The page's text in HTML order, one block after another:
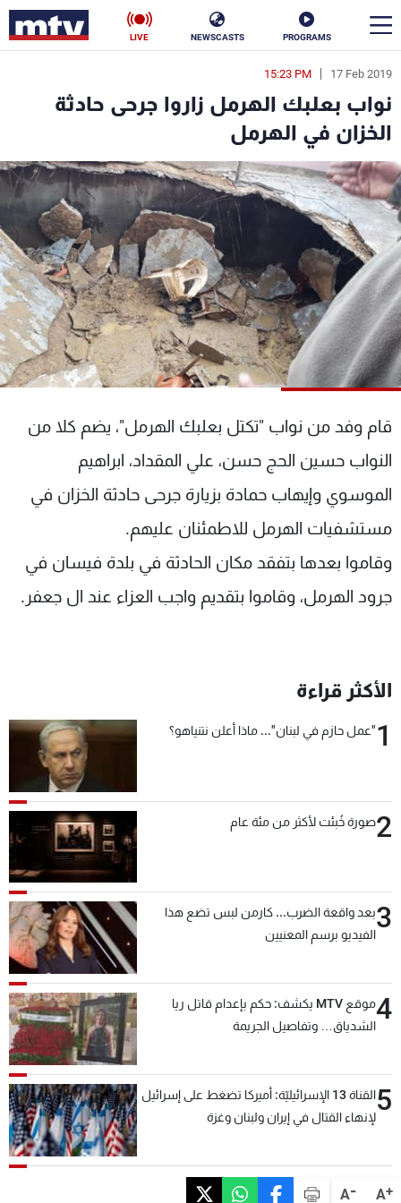
PROGRAMS
NEWSCASTS
LIVE
A+
A-
17 Feb 2019
15:23 PM
نواب بعلبك الهرمل زاروا جرحى حادثة
الخزان في الهرمل
قام وفد من نواب "تكتل بعلبك الهرمل"، يضم كلا من
النواب حسين الحج حسن، علي المقداد، ابراهيم
الموسوي وإيهاب حمادة بزيارة جرحى حادثة الخزان في
مستشفيات الهرمل للاطمئنان عليهم.
وقاموا بعدها بتفقد مكان الحادثة في بلدة فيسان في
جرود الهرمل، وقاموا بتقديم واجب العزاء عند ال جعفر.
الأكثر قراءة
1"عمل حازم في لبنان"... ماذا أعلن نتنياهو؟
2صورة خُبئت لأكثر من مئة عام
3بعد واقعة الضرب... كارمن لبس تضع هذا
الفيديو برسم المعنيين
4
موقع MTV يكشف: حكم بإعدام قاتل ريا
الشدياق… وتفاصيل الجريمة
5
القناة 13 الإسرائيليّة: أميركا تضغط على إسرائيل
لإنهاء القتال في إيران ولبنان وغزة
en
الأخبار
سياسة ناس
إقتصاد فن
منوعات رياضة
كأس العالم
البرامج
جدول البرامج
شاهد البرامج
الترددات
عن MTV
الإنـتـاج
وظائف
تواصل معنا
شروط الإسـتخدام
سياسة الخصوصية